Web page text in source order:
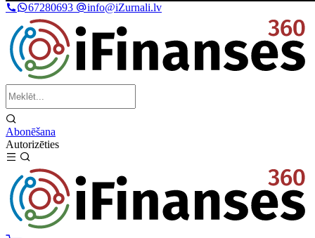
67280693 info@iZurnali.lv
Abonēšana
Autorizēties